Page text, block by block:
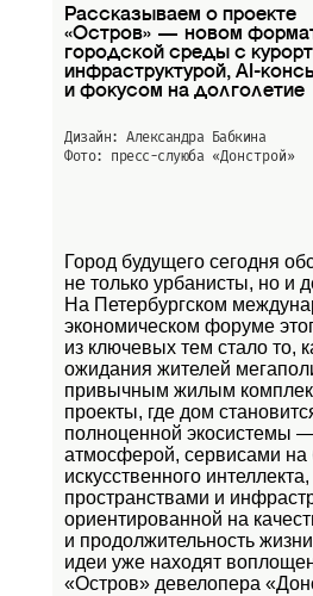
Рассказываем о проекте
«Остров» — новом
городской среды с
инфраструктурой, AI-
и фокусом на долголетие
Дизайн: Александра Бабкина
Фото: пресс-слуюба «Донстрой»
Город будущего сегодня
не только урбанисты, но и
На Петербургском
экономическом форуме
из ключевых тем стало то,
ожидания жителей
привычным жилым
проекты, где дом
полноценной экосистемы
атмосферой, сервисами на
искусственного
пространствами и
ориентированной на
и продолжительность
идеи уже находят
«Остров» девелопера